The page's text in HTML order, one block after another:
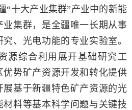
“十大产业集群”产业中的新能
业集群，是全疆唯一长期从事
、光电功能的专业实验室。
源综合利用展开基础研究工
势矿产资源开发和转化提供
展基于新疆特色矿产资源的光
料等基本科学问题与关键技